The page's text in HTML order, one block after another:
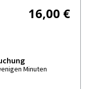
16,00 €
Minuten